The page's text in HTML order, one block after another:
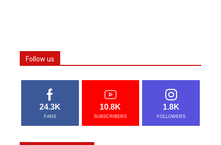
Follow us
24.3K
FANS
10.8K
SUBSCRIBERS
1.8K
FOLLOWERS